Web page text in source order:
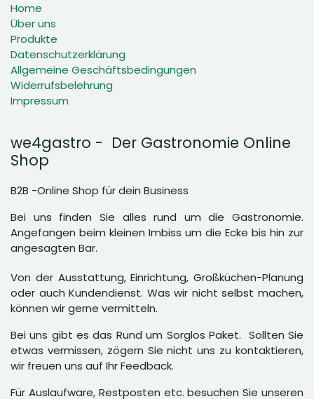
Home
Über uns
Produkte
Datenschutzerklärung
Allgemeine Geschäftsbedingungen
Widerrufsbelehrung
Impressum
we4gastro - Der Gastronomie Online
Shop
B2B -Online Shop für dein Business
Bei uns finden Sie alles rund um die Gastronomie.
Angefangen beim kleinen Imbiss um die Ecke bis hin zur
angesagten Bar.
Von der Ausstattung, Einrichtung, Großküchen-Planung
oder auch Kundendienst. Was wir nicht selbst machen,
können wir gerne vermitteln.
Bei uns gibt es das Rund um Sorglos Paket. Sollten Sie
etwas vermissen, zögern Sie nicht uns zu kontaktieren,
wir freuen uns auf Ihr Feedback.
Für Auslaufware, Restposten etc. besuchen Sie unseren